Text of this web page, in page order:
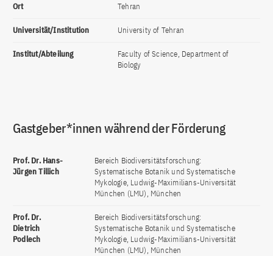
Ort Tehran
Universität/Institution University of Tehran
Institut/Abteilung
Faculty of Science, Department of
Biology
Gastgeber*innen während der Förderung
Prof. Dr. Hans-
Jürgen Tillich
Bereich Biodiversitätsforschung:
Systematische Botanik und Systematische
Mykologie, Ludwig-Maximilians-Universität
München (LMU), München
Prof. Dr.
Dietrich
Podlech
Bereich Biodiversitätsforschung:
Systematische Botanik und Systematische
Mykologie, Ludwig-Maximilians-Universität
München (LMU), München